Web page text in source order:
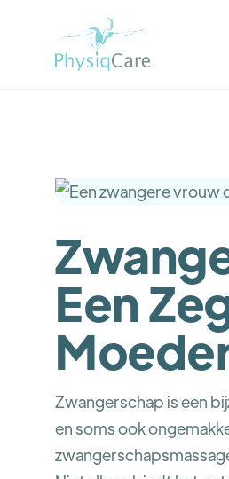
Een
Zwangerschap is een
en soms ook